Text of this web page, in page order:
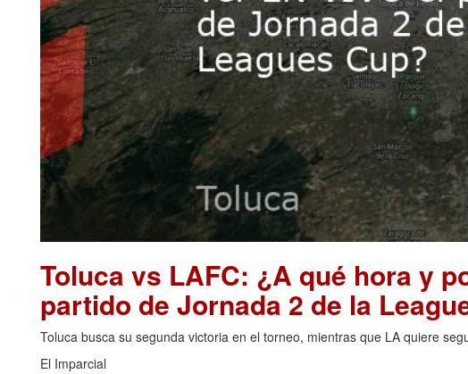
Toluca vs LAFC: ¿A qué hora y
partido de Jornada 2 de la
Toluca busca su segunda victoria en el torneo, mientras que LA quiere
El Imparcial